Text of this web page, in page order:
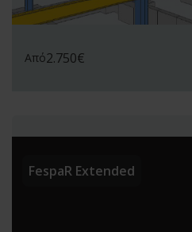
Από2.750€
FespaR Extended